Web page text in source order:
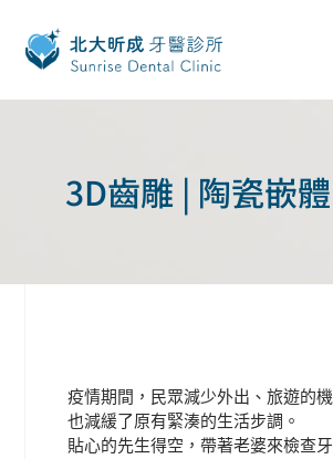
3D齒雕 | 陶瓷嵌
疫情期間，民眾減少外出、旅遊的
也減緩了原有緊湊的生活步調。
貼心的先生得空，帶著老婆來檢查